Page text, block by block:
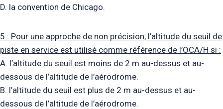
D. la convention de Chicago.
5 : Pour une approche de non précision, l’altitude du seuil de
piste en service est utilisé comme référence de l’OCA/H si :
A. l’altitude du seuil est moins de 2 m au-dessus et au-
dessous de l’altitude de l’aérodrome.
B. l’altitude du seuil est plus de 2 m au-dessus et au-
dessous de l’altitude de l’aérodrome.